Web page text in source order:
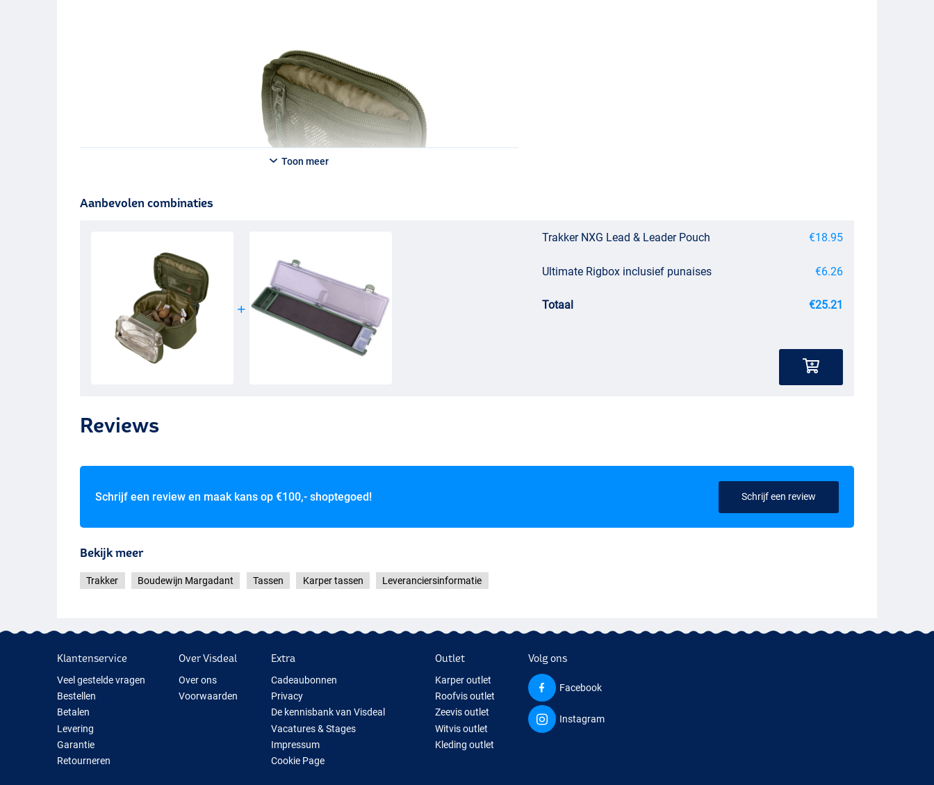
Toon meer
Aanbevolen combinaties
Trakker NXG Lead & Leader Pouch €18.95
Ultimate Rigbox inclusief punaises €6.26
Totaal €25.21
Reviews
Schrijf een review en maak kans op €100,- shoptegoed! Schrijf een review
Bekijk meer
Trakker Boudewijn Margadant Tassen Karper tassen Leveranciersinformatie
Klantenservice
Veel gestelde vragen
Bestellen
Betalen
Levering
Garantie
Retourneren
Over Visdeal
Over ons
Voorwaarden
Extra
Cadeaubonnen
Privacy
De kennisbank van Visdeal
Vacatures & Stages
Impressum
Cookie Page
Outlet
Karper outlet
Roofvis outlet
Zeevis outlet
Witvis outlet
Kleding outlet
Volg ons
Facebook
Instagram